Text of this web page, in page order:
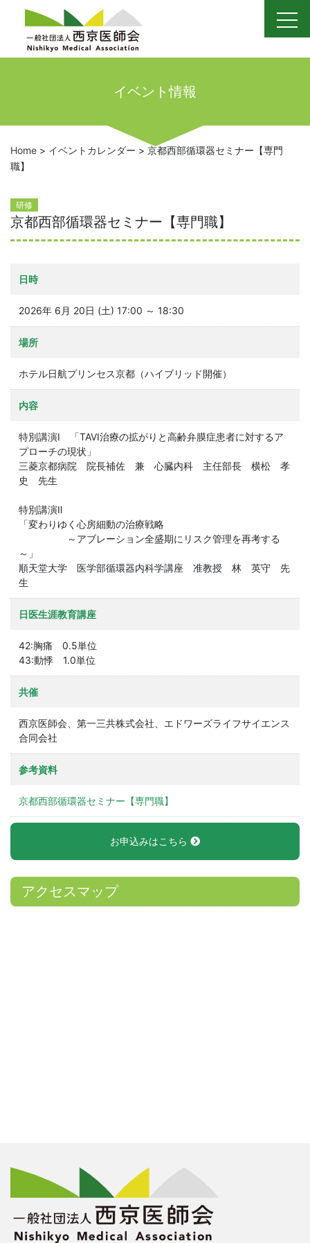
content
イベント情報
Home > イベントカレンダー > 京都西部循環器セミナー【専門
職】
研修
京都西部循環器セミナー【専門職】
日時
2026年 6月 20日 (土) 17:00 ～ 18:30
場所
ホテル日航プリンセス京都（ハイブリッド開催）
内容
特別講演Ⅰ 「TAVI治療の拡がりと高齢弁膜症患者に対するア
プローチの現状」
三菱京都病院 院長補佐 兼 心臓内科 主任部長 横松 孝
史 先生
特別講演Ⅱ
「変わりゆく心房細動の治療戦略
～アブレーション全盛期にリスク管理を再考する
～」
順天堂大学 医学部循環器内科学講座 准教授 林 英守 先
生
日医生涯教育講座
42:胸痛 0.5単位
43:動悸 1.0単位
共催
西京医師会、第一三共株式会社、エドワーズライフサイエンス
合同会社
参考資料
京都西部循環器セミナー【専門職】
お申込みはこちら
アクセスマップ